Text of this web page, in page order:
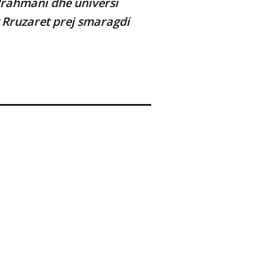
prej smaragdi